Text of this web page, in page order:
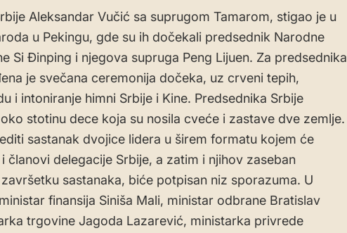
Aleksandar Vučić sa suprugom Tamarom, stigao je u
u Pekingu, gde su ih dočekali predsednik Narodne
Si Đinping i njegova supruga Peng Lijuen. Za predsednika
je svečana ceremonija dočeka, uz crveni tepih,
i intoniranje himni Srbije i Kine. Predsednika Srbije
stotinu dece koja su nosila cveće i zastave dve zemlje.
sastanak dvojice lidera u širem formatu kojem će
članovi delegacije Srbije, a zatim i njihov zaseban
sastanaka, biće potpisan niz sporazuma. U
finansija Siniša Mali, ministar odbrane Bratislav
trgovine Jagoda Lazarević, ministarka privrede